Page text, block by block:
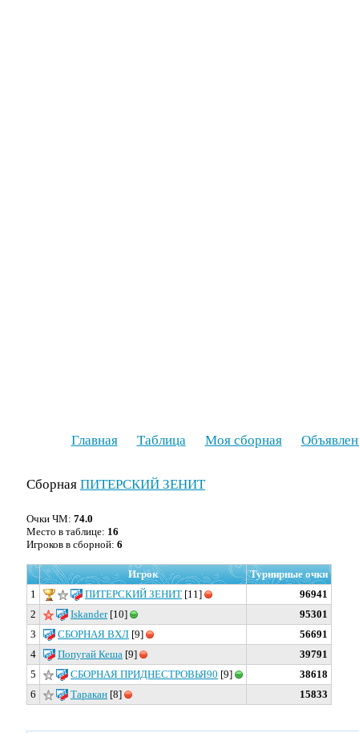
Главная Таблица Моя сборная
Сборная ПИТЕРСКИЙ ЗЕНИТ
Очки ЧМ: 74.0
Место в таблице: 16
Игроков в сборной: 6
Игрок
Турнирные очки
1
ПИТЕРСКИЙ ЗЕНИТ [11]
96941
2
Iskander[10]
95301
3
СБОРНАЯ ВХЛ [9]
56691
4
Попугай Кеша [9]
39791
5
СБОРНАЯ ПРИДНЕСТРОВЬЯ90 [9]
38618
6
Таракан [8] 15833